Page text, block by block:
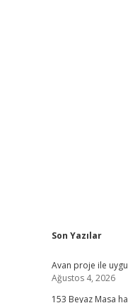
Son Yazılar
Avan proje ile
Ağustos 4, 2026
153 Beyaz Masa